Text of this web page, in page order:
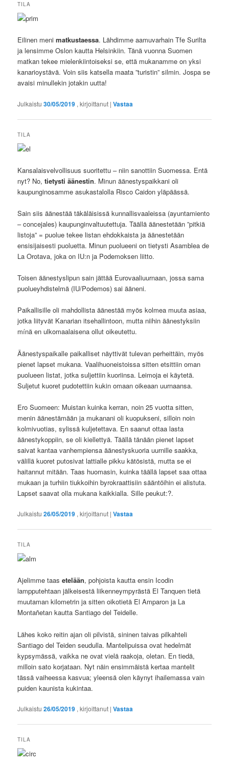
TILA
Eilinen menimatkustaessa. Lähdimme aamuvarhain Tfe Surilta
ja lensimme Oslon kautta Helsinkiin. Tänä vuonna Suomen
matkan tekee mielenkiintoiseksi se, että mukanamme on yksi
kanarioystävä. Voin siis katsella maata ”turistin” silmin. Jospa se
avaisi minullekin jotakin uutta!
Julkaistu30/05/2019 , kirjoittanut |Vastaa
TILA
Kansalaisvelvollisuus suoritettu – niin sanottiin Suomessa. Entä
nyt? No,tietysti äänestin. Minun äänestyspaikkani oli
kaupunginosamme asukastalolla Risco Caidon yläpäässä.
Sain siis äänestää täkäläisissä kunnallisvaaleissa (ayuntamiento
– concejales) kaupunginvaltuutettuja. Täällä äänestetään ”pitkiä
listoja” = puolue tekee listan ehdokkaista ja äänestetään
ensisijaisesti puoluetta. Minun puolueeni on tietysti Asamblea de
La Orotava, joka on IU:n ja Podemoksen liitto.
Toisen äänestyslipun sain jättää Eurovaaliuurnaan, jossa sama
puolueyhdistelmä (IU/Podemos) sai ääneni.
Paikallisille oli mahdollista äänestää myös kolmea muuta asiaa,
jotka liityvät Kanarian itsehallintoon, mutta niihin äänestyksiin
mínä en ulkomaalaisena ollut oikeutettu.
Äänestyspaikalle paikalliset näyttivät tulevan perheittäin, myös
pienet lapset mukana. Vaalihuoneistoissa sitten etsittiin oman
puolueen listat, jotka suljettiin kuoriinsa. Leimoja ei käytetä.
Suljetut kuoret pudotettiin kukin omaan oikeaan uurnaansa.
Ero Suomeen: Muistan kuinka kerran, noin 25 vuotta sitten,
menin äänestämään ja mukanani oli kuopukseni, silloin noin
kolmivuotias, sylissä kuljetettava. En saanut ottaa lasta
äänestykoppiin, se oli kiellettyä. Täällä tänään pienet lapset
saivat kantaa vanhempiensa äänestyskuoria uurnille saakka,
välillä kuoret putosivat lattialle pikku kätösistä, mutta se ei
haitannut mitään. Taas huomasin, kuinka täällä lapset saa ottaa
mukaan ja turhiin tiukkoihin byrokraattisiin sääntöihin ei alistuta.
Lapset saavat olla mukana kaikkialla. Sille peukut:?.
Julkaistu26/05/2019 , kirjoittanut |Vastaa
TILA
Ajelimme taasetelään, pohjoista kautta ensin Icodin
lampputehtaan jälkeisestä liikenneympyrästä El Tanquen tietä
muutaman kilometrin ja sitten oikotietä El Amparon ja La
Montañetan kautta Santiago del Teidelle.
Lähes koko reitin ajan oli pilvistä, sininen taivas pilkahteli
Santiago del Teiden seudulla. Mantelipuissa ovat hedelmät
kypsymässä, vaikka ne ovat vielä raakoja, oletan. En tiedä,
milloin sato korjataan. Nyt näin ensimmäistä kertaa mantelit
tässä vaiheessa kasvua; yleensä olen käynyt ihailemassa vain
puiden kaunista kukintaa.
Julkaistu26/05/2019 , kirjoittanut |Vastaa
TILA